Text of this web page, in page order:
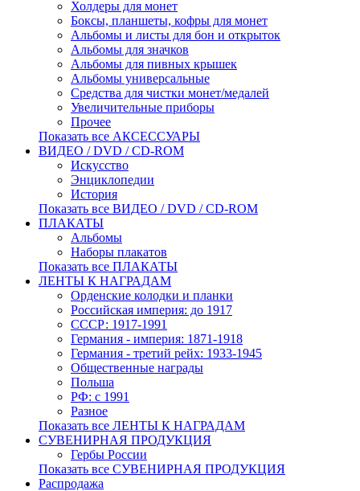
Холдеры для монет
Боксы, планшеты, кофры для монет
Альбомы и листы для бон и открыток
Альбомы для значков
Альбомы для пивных крышек
Альбомы универсальные
Средства для чистки монет/медалей
Увеличительные приборы
Прочее
Показать все АКСЕССУАРЫ
ВИДЕО / DVD / CD-ROM
Искусство
Энциклопедии
История
Показать все ВИДЕО / DVD / CD-ROM
ПЛАКАТЫ
Альбомы
Наборы плакатов
Показать все ПЛАКАТЫ
ЛЕНТЫ К НАГРАДАМ
Орденские колодки и планки
Российская империя: до 1917
СССР: 1917-1991
Германия - империя: 1871-1918
Германия - третий рейх: 1933-1945
Общественные награды
Польша
РФ: с 1991
Разное
Показать все ЛЕНТЫ К НАГРАДАМ
СУВЕНИРНАЯ ПРОДУКЦИЯ
Гербы России
Показать все СУВЕНИРНАЯ ПРОДУКЦИЯ
Распродажа